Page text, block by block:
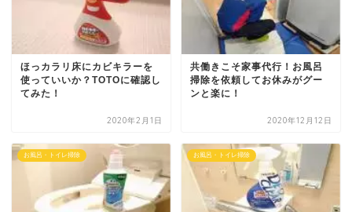
ほっカラリ床にカビキラーを
使っていいか？TOTOに確認し
てみた！
2020年2月1日
共働きこそ家事代行！お風呂
掃除を依頼してお休みがグー
ンと楽に！
2020年12月12日
お風呂・トイレ掃除 お風呂・トイレ掃除